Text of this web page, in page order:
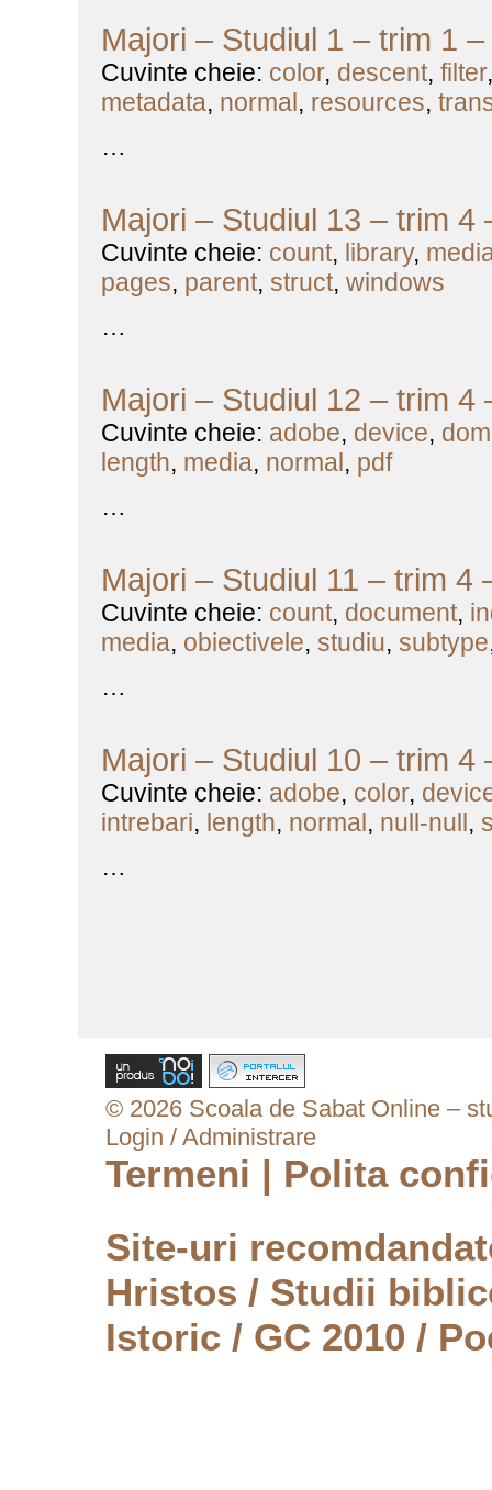
Majori – Studiul 1 – trim 1
Cuvinte cheie: color, descent, filter
metadata, normal, resources,
…
Majori – Studiul 13 – trim 4
Cuvinte cheie: count, library,
pages, parent, struct, windows
…
Majori – Studiul 12 – trim 4
Cuvinte cheie: adobe, device,
length, media, normal, pdf
…
Majori – Studiul 11 – trim 4
Cuvinte cheie: count, document,
media, obiectivele, studiu, subtype
…
Majori – Studiul 10 – trim 4
Cuvinte cheie: adobe, color,
intrebari, length, normal, null-null,
…
© 2026 Scoala de Sabat Online –
Login / Administrare
Termeni | Polita
Site-uri
Hristos / Studii
Istoric/ GC 2010 /